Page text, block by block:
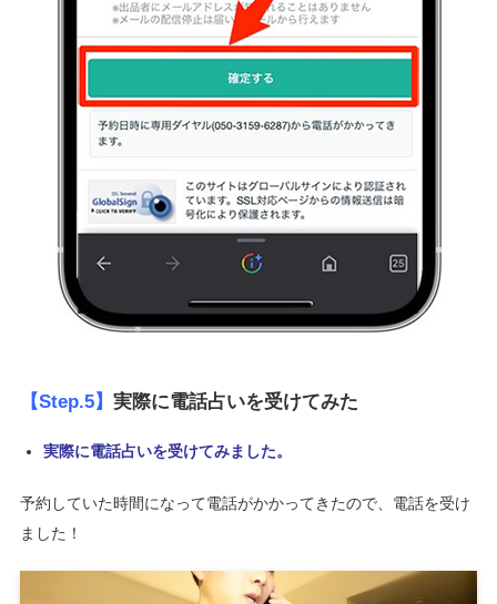
【Step.5】 実際に電話占いを受けてみた
実際に電話占いを受けてみました。
予約していた時間になって電話がかかってきたので、電話を受け
ました！